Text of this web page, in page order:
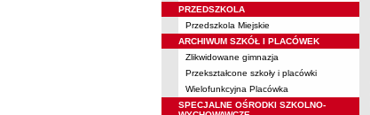
PRZEDSZKOLA
Przedszkola Miejskie
ARCHIWUM SZKÓŁ I PLACÓWEK
Zlikwidowane gimnazja
Przekształcone szkoły i placówki
Wielofunkcyjna Placówka
SPECJALNE OŚRODKI SZKOLNO-